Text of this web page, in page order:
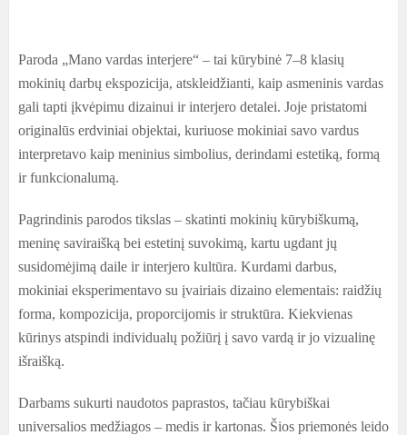
Paroda „Mano vardas interjere“ – tai kūrybinė 7–8 klasių
mokinių darbų ekspozicija, atskleidžianti, kaip asmeninis vardas
gali tapti įkvėpimu dizainui ir interjero detalei. Joje pristatomi
originalūs erdviniai objektai, kuriuose mokiniai savo vardus
interpretavo kaip meninius simbolius, derindami estetiką, formą
ir funkcionalumą.
Pagrindinis parodos tikslas – skatinti mokinių kūrybiškumą,
meninę saviraišką bei estetinį suvokimą, kartu ugdant jų
susidomėjimą daile ir interjero kultūra. Kurdami darbus,
mokiniai eksperimentavo su įvairiais dizaino elementais: raidžių
forma, kompozicija, proporcijomis ir struktūra. Kiekvienas
kūrinys atspindi individualų požiūrį į savo vardą ir jo vizualinę
išraišką.
Darbams sukurti naudotos paprastos, tačiau kūrybiškai
universalios medžiagos – medis ir kartonas. Šios priemonės leido